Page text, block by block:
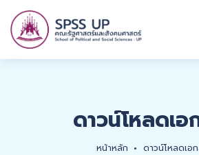
ดาวน์โหลดเอ
หน้าหลัก ดาวน์โหลดเอ